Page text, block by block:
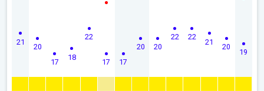
21
20
17
18
22
17 17
20 20
22 22
21
20
19